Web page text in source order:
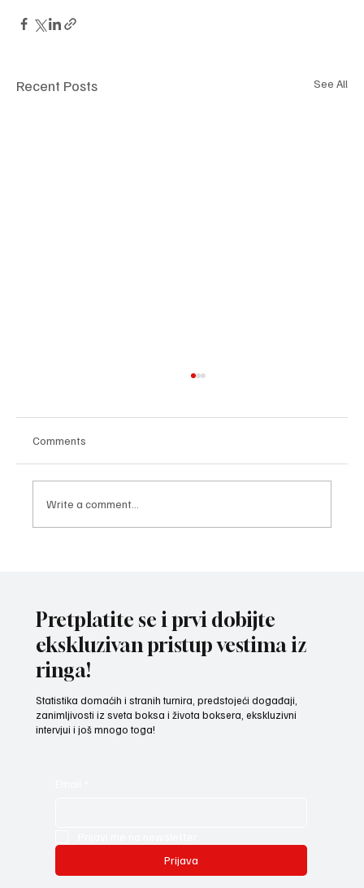
Recent Posts See All
Comments
Write a comment...
Pretplatite se i prvi dobijte
ekskluzivan pristup vestima iz
ringa!
Statistika domaćih i stranih turnira, predstojeći događaji,
zanimljivosti iz sveta boksa i života boksera, ekskluzivni
intervjui i još mnogo toga!
Prijava